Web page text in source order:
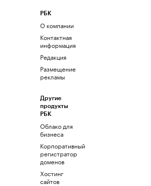
РБК
О компании
Контактная
информация
Редакция
Размещение
рекламы
Другие
продукты
РБК
Облако для
бизнеса
Корпоративный
регистратор
доменов
Хостинг
сайтов